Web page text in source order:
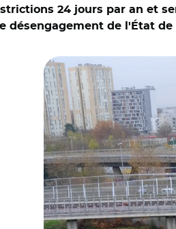
24 jours par an et
désengagement de l'État de